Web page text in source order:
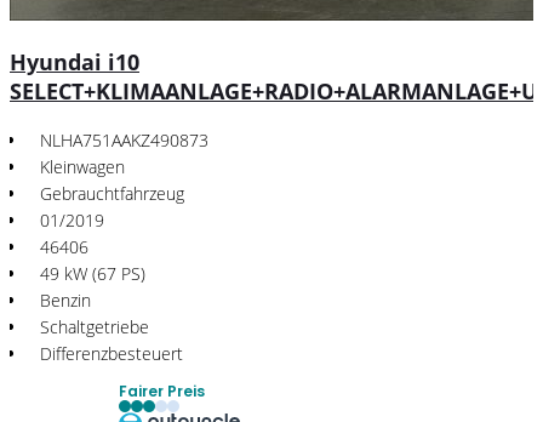
Hyundai i10
NLHA751AAKZ490873
Kleinwagen
Gebrauchtfahrzeug
01/2019
46406
49 kW (67 PS)
Benzin
Schaltgetriebe
Differenzbesteuert
Fairer Preis